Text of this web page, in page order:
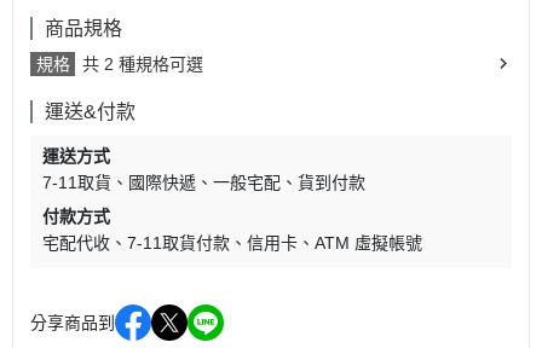
商品規格
規格 共 2 種規格可選
運送&付款
運送方式
7-11取貨
國際快遞 一般宅配
貨到付款
付款方式
宅配代收
7-11取貨付款 信用卡 ATM 虛擬帳號
分享商品到